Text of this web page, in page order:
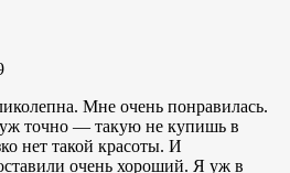
Мне очень понравилась.
точно — такую не купишь в
нет такой красоты. И
очень хороший. Я уж в